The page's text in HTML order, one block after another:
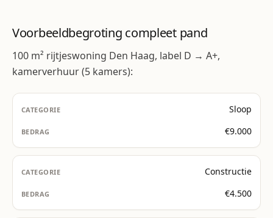
Voorbeeldbegroting compleet pand
100 m² rijtjeswoning Den Haag, label D → A+,
kamerverhuur (5 kamers):
Sloop
€9.000
Constructie
€4.500